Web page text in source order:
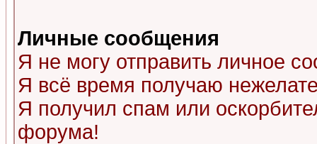
Личные сообщения
Я не могу отправить личное
Я всё время получаю
Я получил спам или
форума!